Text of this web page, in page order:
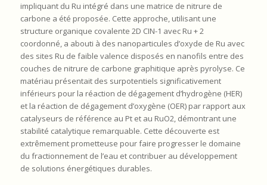
impliquant du Ru intégré dans une matrice de nitrure de
carbone a été proposée. Cette approche, utilisant une
structure organique covalente 2D CIN-1 avec Ru + 2
coordonné, a abouti à des nanoparticules d’oxyde de Ru avec
des sites Ru de faible valence disposés en nanofils entre des
couches de nitrure de carbone graphitique après pyrolyse. Ce
matériau présentait des surpotentiels significativement
inférieurs pour la réaction de dégagement d’hydrogène (HER)
et la réaction de dégagement d’oxygène (OER) par rapport aux
catalyseurs de référence au Pt et au RuO2, démontrant une
stabilité catalytique remarquable. Cette découverte est
extrêmement prometteuse pour faire progresser le domaine
du fractionnement de l’eau et contribuer au développement
de solutions énergétiques durables.